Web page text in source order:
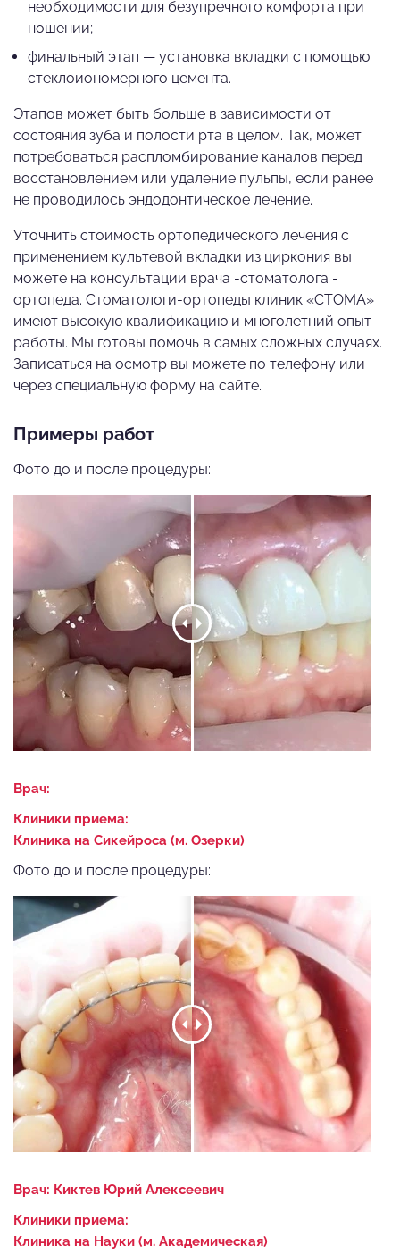
необходимости для безупречного комфорта при
ношении;
финальный этап — установка вкладки с помощью
стеклоиономерного цемента.
Этапов может быть больше в зависимости от
состояния зуба и полости рта в целом. Так, может
потребоваться распломбирование каналов перед
восстановлением или удаление пульпы, если ранее
не проводилось эндодонтическое лечение.
Уточнить стоимость ортопедического лечения с
применением культевой вкладки из циркония вы
можете на консультации врача -стоматолога -
ортопеда. Стоматологи-ортопеды клиник «СТОМА»
имеют высокую квалификацию и многолетний опыт
работы. Мы готовы помочь в самых сложных случаях.
Записаться на осмотр вы можете по телефону или
через специальную форму на сайте.
Примеры работ
Фото до и после процедуры:
Врач:
Клиники приема:
Клиника на Сикейроса (м. Озерки)
Фото до и после процедуры:
Врач: Киктев Юрий Алексеевич
Клиники приема:
Клиника на Науки (м. Академическая)